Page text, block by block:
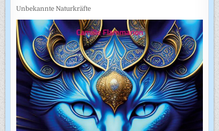
Unbekannte Naturkräfte